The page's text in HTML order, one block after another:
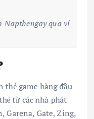
Napthengay qua ví
thẻ game hàng đầu
từ các nhà phát
Garena, Gate, Zing,